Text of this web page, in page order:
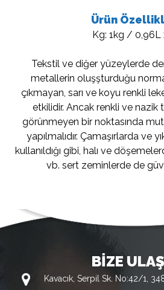
Ürün
Kg: 1kg / 0,96L
Tekstil ve diğer yüzeylerde
metallerin oluşşturduğu
çıkmayan, sarı ve koyu renkli
etkilidir. Ancak renkli ve nazik
görünmeyen bir noktasında
yapılmalıdır. Çamaşırlarda ve
kullanıldığı gibi, halı ve
vb. sert zeminlerde de
BİZE
Kavacık, Serpil Sk. No:42/1,